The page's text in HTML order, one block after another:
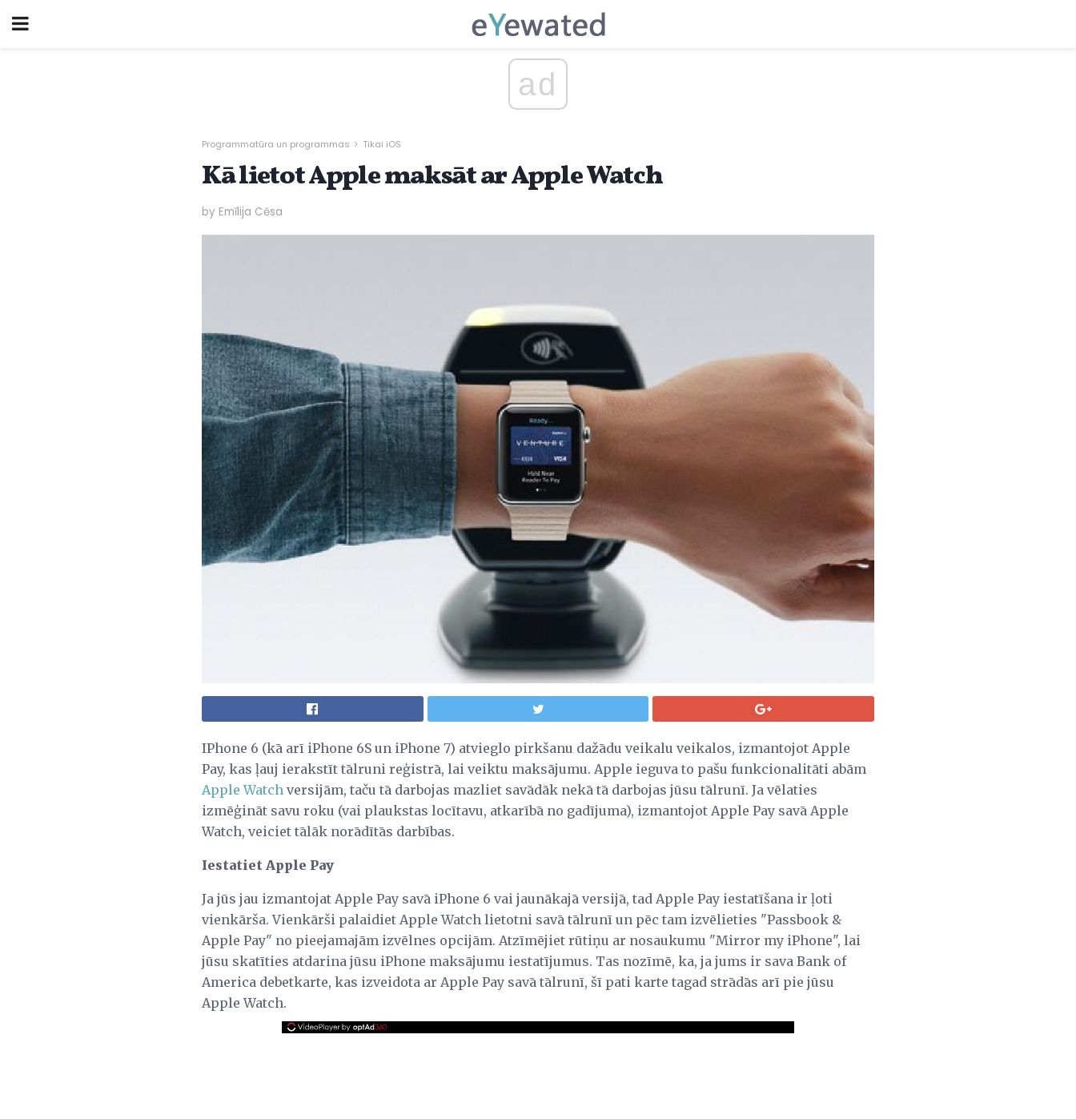
ad
Programmatūra un programmas Tikai iOS
Kā lietot Apple maksāt ar Apple Watch
by Emīlija Cēsa
IPhone 6 (kā arī iPhone 6S un iPhone 7) atvieglo pirkšanu dažādu veikalu veikalos, izmantojot Apple
Pay, kas ļauj ierakstīt tālruni reģistrā, lai veiktu maksājumu. Apple ieguva to pašu funkcionalitāti abām
Apple Watch versijām, taču tā darbojas mazliet savādāk nekā tā darbojas jūsu tālrunī. Ja vēlaties
izmēģināt savu roku (vai plaukstas locītavu, atkarībā no gadījuma), izmantojot Apple Pay savā Apple
Watch, veiciet tālāk norādītās darbības.
Iestatiet Apple Pay
Ja jūs jau izmantojat Apple Pay savā iPhone 6 vai jaunākajā versijā, tad Apple Pay iestatīšana ir ļoti
vienkārša. Vienkārši palaidiet Apple Watch lietotni savā tālrunī un pēc tam izvēlieties "Passbook &
Apple Pay" no pieejamajām izvēlnes opcijām. Atzīmējiet rūtiņu ar nosaukumu "Mirror my iPhone", lai
jūsu skatīties atdarina jūsu iPhone maksājumu iestatījumus. Tas nozīmē, ka, ja jums ir sava Bank of
America debetkarte, kas izveidota ar Apple Pay savā tālrunī, šī pati karte tagad strādās arī pie jūsu
Apple Watch.